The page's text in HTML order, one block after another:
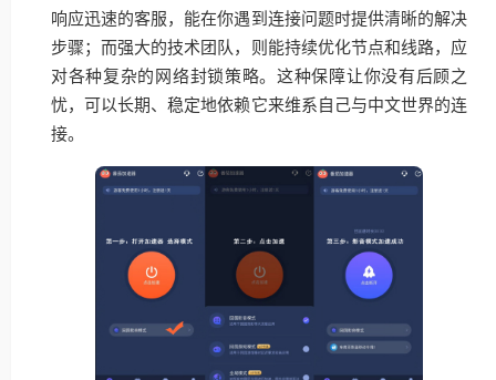
响应迅速的客服，能在你遇到连接问题时提供清晰的解决
步骤；而强大的技术团队，则能持续优化节点和线路，应
对各种复杂的网络封锁策略。这种保障让你没有后顾之
忧，可以长期、稳定地依赖它来维系自己与中文世界的连
接。